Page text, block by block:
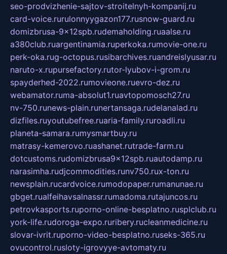
seo-prodvizhenie-sajtov-stroitelnyh-kompanij.ru
card-voice.rurulonnyygazon177.rusnow-guard.ru
domizbrusa-9x12spb.rudemaholding.ruaalse.ru
a380club.ruargentinamia.ruperkoka.rumovie-one.ru
perk-oka.rug-octopus.rusibarchives.ruandreislyusar.ru
naruto-x.rupursefactory.rutor-lyubov-i-grom.ru
spayderhed-2022.rumovieone.ruevro-dez.ru
webamator.ruma-absolut1.ruavtopomosch27.ru
nv-750.runews-plain.runertansaga.rudelanalad.ru
dizfiles.ruyoutubefree.ruaria-family.ruroadli.ru
planeta-samara.rumysmartbuy.ru
matrasy-kemerovo.ruashanet.rutrade-farm.ru
dotcustoms.rudomizbrusa9x12spb.ruautodamp.ru
narasimha.rudjcommodities.runv750.rux-ton.ru
newsplain.rucardvoice.rumodopaper.rumanunae.ru
gbget.rualfeihavsalnassr.rumadoma.rutajuncos.ru
petrovkasports.ruporno-online-besplatno.rusplclub.ru
york-life.rudoroga-expo.ruribery.rucleanmedicine.ru
slovar-ivrit.ruporno-video-besplatno.ruseks-365.ru
ovucontrol.rusloty-igrovyye-avtomaty.ru